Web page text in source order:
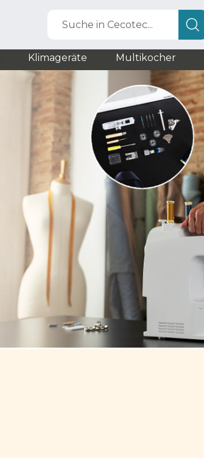
Suche in Cecotec...
Klimageräte Multikocher